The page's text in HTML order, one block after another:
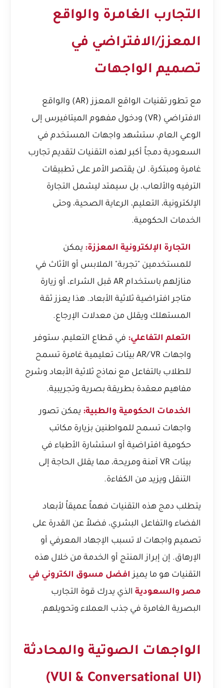
التجارب الغامرة والواقع
المعزز/الافتراضي في
تصميم الواجهات
مع تطور تقنيات الواقع المعزز (AR) والواقع
الافتراضي (VR) ودخول مفهوم الميتافيرس إلى
الوعي العام، ستشهد واجهات المستخدم في
السعودية دمجاً أكبر لهذه التقنيات لتقديم تجارب
غامرة ومبتكرة. لن يقتصر الأمر على تطبيقات
الترفيه والألعاب، بل سيمتد ليشمل التجارة
الإلكترونية، التعليم، الرعاية الصحية، وحتى
الخدمات الحكومية.
التجارة الإلكترونية المعززة: يمكن
للمستخدمين "تجربة" الملابس أو الأثاث في
منازلهم باستخدام AR قبل الشراء، أو زيارة
متاجر افتراضية ثلاثية الأبعاد. هذا يعزز ثقة
المستهلك ويقلل من معدلات الإرجاع.
التعلم التفاعلي: في قطاع التعليم، ستوفر
واجهات AR/VR بيئات تعليمية غامرة تسمح
للطلاب بالتفاعل مع نماذج ثلاثية الأبعاد وشرح
مفاهيم معقدة بطريقة بصرية وتجريبية.
الخدمات الحكومية والطبية: يمكن تصور
واجهات تسمح للمواطنين بزيارة مكاتب
حكومية افتراضية أو استشارة الأطباء في
بيئات VR آمنة ومريحة، مما يقلل الحاجة إلى
التنقل ويزيد من الكفاءة.
يتطلب دمج هذه التقنيات فهماً عميقاً لأبعاد
الفضاء والتفاعل البشري، فضلاً عن القدرة على
تصميم واجهات لا تسبب الإجهاد المعرفي أو
الإرهاق. إن إبراز المنتج أو الخدمة من خلال هذه
التقنيات هو ما يميز افضل مسوق الكتروني في
مصر والسعودية الذي يدرك قوة التجارب
البصرية الغامرة في جذب العملاء وتحويلهم.
الواجهات الصوتية والمحادثة
(VUI & Conversational UI)